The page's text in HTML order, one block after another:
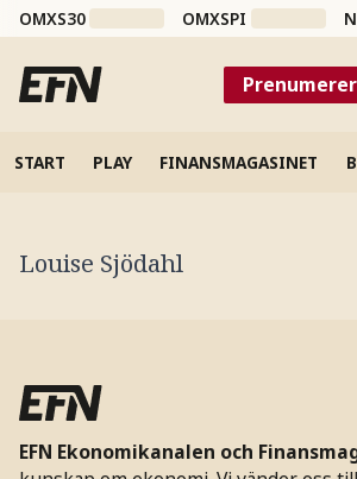
OMXS30 OMXSPI
START PLAY FINANSMAGASINET
Louise Sjödahl
EFN Ekonomikanalen och